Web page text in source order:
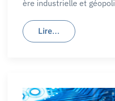
ère industrielle et
Lire...